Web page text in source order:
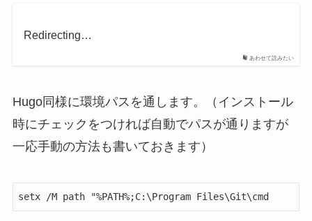
あわせて読みたい
Redirecting…
Hugo同様に環境パスを通します。（インストール
時にチェックをつければ自動でパスが通りますが
一応手動の方法も書いておきます）